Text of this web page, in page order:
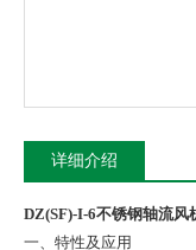
详细介绍
DZ(SF)-I-6不锈钢轴流风
一、特性及应用